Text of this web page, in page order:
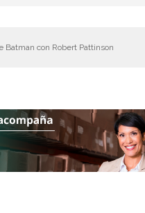
Batman con Robert Pattinson